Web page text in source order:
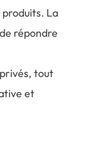
La
répondre
tout
et